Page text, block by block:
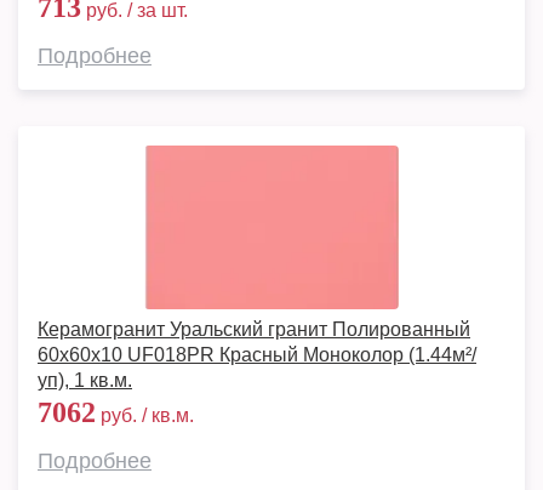
713 руб. / за шт.
Подробнее
Керамогранит Уральский гранит Полированный
60x60x10 UF018PR Красный Моноколор (1.44м²/
уп), 1 кв.м.
7062 руб. / кв.м.
Подробнее